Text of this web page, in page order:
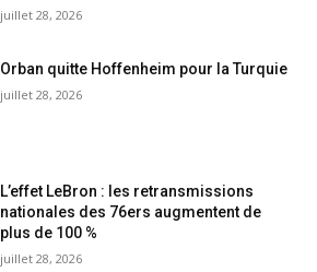
juillet 28, 2026
Orban quitte Hoffenheim pour la Turquie
juillet 28, 2026
L’effet LeBron : les retransmissions
nationales des 76ers augmentent de
plus de 100 %
juillet 28, 2026